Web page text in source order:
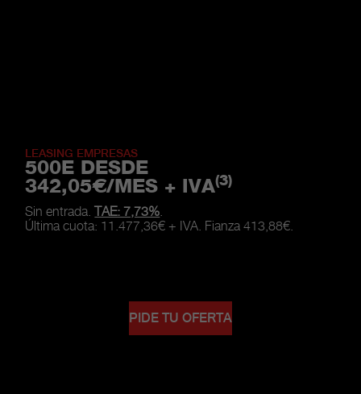
LEASING EMPRESAS
500E DESDE
342,05€/MES + IVA(3)
Sin entrada. TAE: 7,73%.
Última cuota: 11.477,36€ + IVA. Fianza 413,88€.
PIDE TU OFERTA